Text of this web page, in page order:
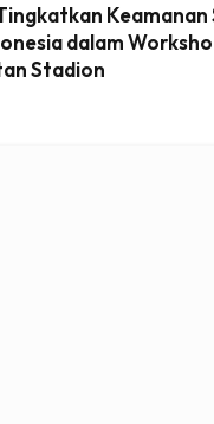
dalam
Stadion